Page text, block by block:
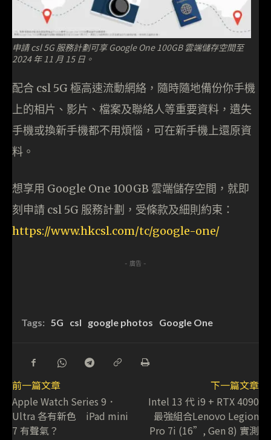
申請 csl 5G 服務計劃可享 Google One 100GB 雲端儲存空間至
2024 年 11 月 15 日。
配合 csl 5G 極高速流動網絡，隨時隨地備份你手機
上的相片、影片、檔案及聯絡人等重要資料，遺失
手機或換新手機都不用煩惱，可在新手機上還原資
料。
想享用 Google One 100GB 雲端儲存空間，就即
刻申請 csl 5G 服務計劃，受條款及細則約束：
https://www.hkcsl.com/tc/google-one/
- 廣告 -
Tags: 5G csl google photos Google One
前一篇文章
Apple Watch Series 9．
Ultra 各有新色 iPad mini
7 有聲氣？
下一篇文章
Intel 13 代 i9 + RTX 4090
最強組合Lenovo Legion
Pro 7i (16”, Gen 8) 實測